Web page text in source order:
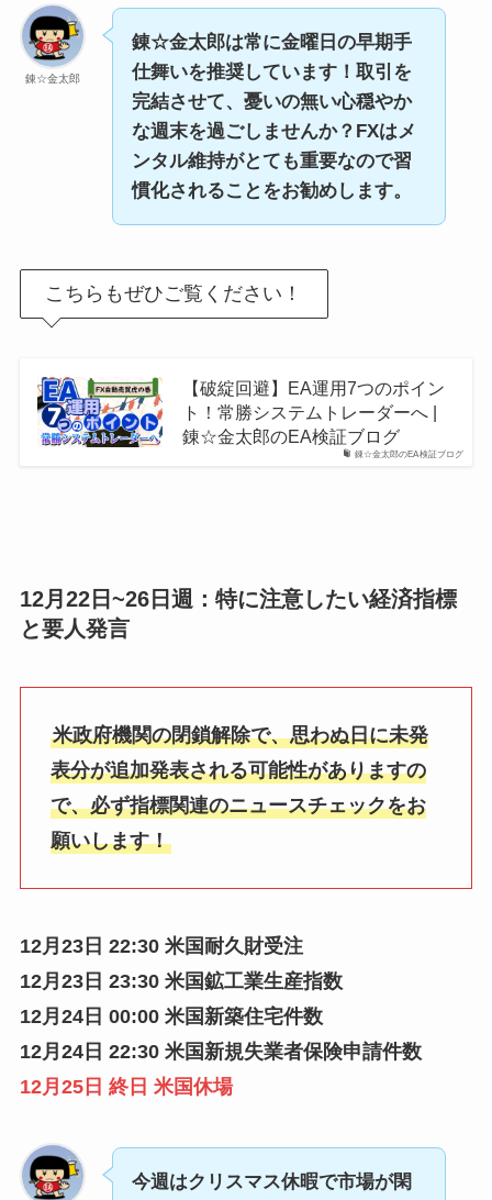
錬☆金太郎
錬☆金太郎は常に金曜日の早期手
仕舞いを推奨しています！取引を
完結させて、憂いの無い心穏やか
な週末を過ごしませんか？FXはメ
ンタル維持がとても重要なので習
慣化されることをお勧めします。
こちらもぜひご覧ください！
錬☆金太郎のEA検証ブログ
【破綻回避】EA運用7つのポイン
ト！常勝システムトレーダーへ |
錬☆金太郎のEA検証ブログ
12月22日~26日週：特に注意したい経済指標
と要人発言
米政府機関の閉鎖解除で、思わぬ日に未発
表分が追加発表される可能性がありますの
で、必ず指標関連のニュースチェックをお
願いします！
12月23日 22:30 米国耐久財受注
12月23日 23:30 米国鉱工業生産指数
12月24日 00:00 米国新築住宅件数
12月24日 22:30 米国新規失業者保険申請件数
12月25日 終日 米国休場
今週はクリスマス休暇で市場が閑